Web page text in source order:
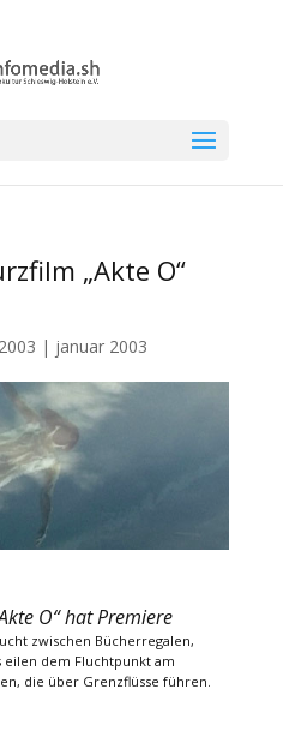
„Akte O“
| januar 2003
O“ hat Premiere
zwischen Bücherregalen,
dem Fluchtpunkt am
die über Grenzflüsse führen.